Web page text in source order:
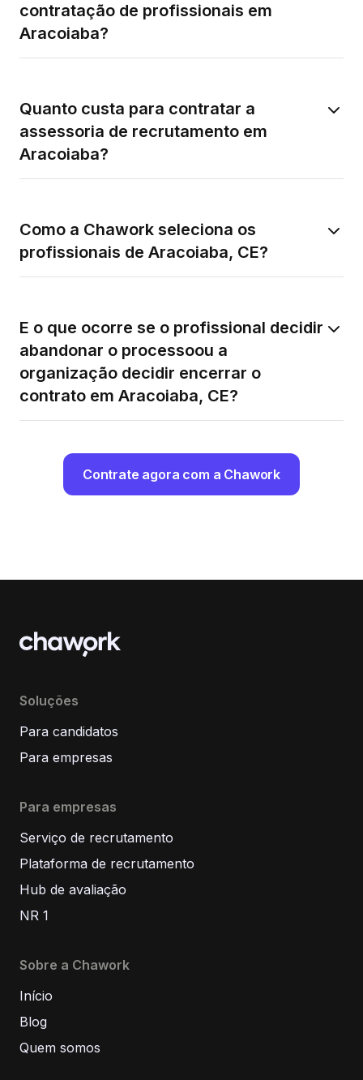
contratação de profissionais em
Aracoiaba?
Quanto custa para contratar a
assessoria de recrutamento em
Aracoiaba?
Como a Chawork seleciona os
profissionais de Aracoiaba, CE?
E o que ocorre se o profissional decidir
abandonar o processoou a
organização decidir encerrar o
contrato em Aracoiaba, CE?
Contrate agora com a Chawork
Soluções
Para candidatos
Para empresas
Para empresas
Serviço de recrutamento
Plataforma de recrutamento
Hub de avaliação
NR 1
Sobre a Chawork
Início
Blog
Quem somos